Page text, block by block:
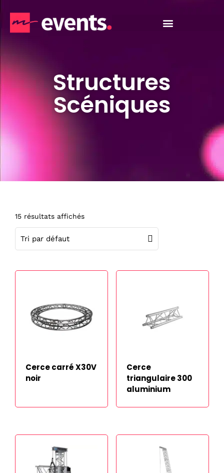
Structures
Scéniques
15 résultats affichés
Cerce carré X30V
noir
Cerce
triangulaire 300
aluminium